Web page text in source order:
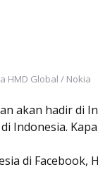
HMD Global / Nokia
akan hadir di
Indonesia.
di Facebook,